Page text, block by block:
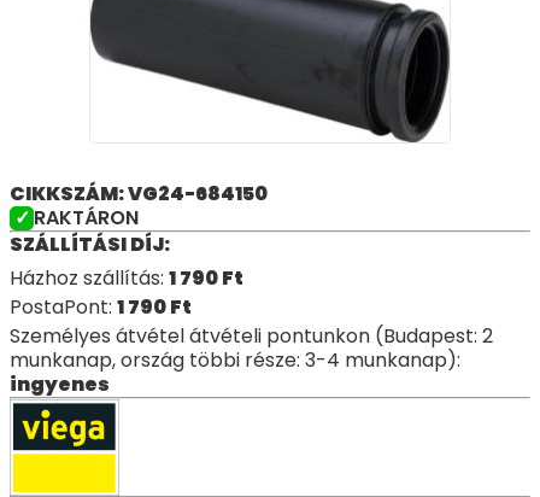
CIKKSZÁM: VG24-684150
RAKTÁRON
SZÁLLÍTÁSI DÍJ:
Házhoz szállítás: 1 790Ft
PostaPont: 1 790Ft
Személyes átvétel átvételi pontunkon (Budapest: 2
munkanap, ország többi része: 3-4 munkanap):
ingyenes